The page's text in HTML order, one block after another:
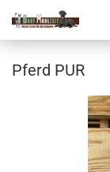
Pferd PUR